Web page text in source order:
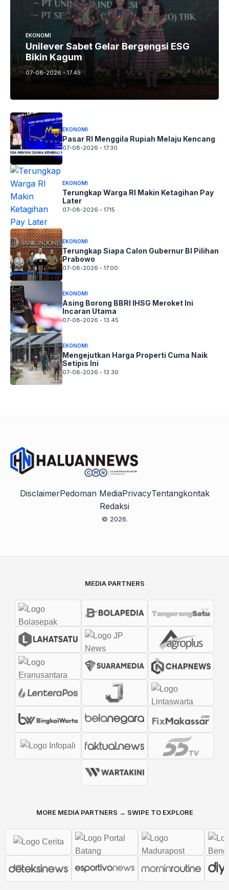
EKONOMI
Unilever Sabet Gelar Bergengsi ESG
Bikin Kagum
07-08-2026 - 17.45
EKONOMI
Pasar RI Menggila Rupiah Melaju Kencang
07-08-2026 - 17.30
EKONOMI
Terungkap Warga RI Makin Ketagihan Pay
Later
07-08-2026 - 17.15
EKONOMI
Terungkap Siapa Calon Gubernur BI Pilihan
Prabowo
07-08-2026 - 17.00
EKONOMI
Asing Borong BBRI IHSG Meroket Ini
Incaran Utama
07-08-2026 - 13.45
EKONOMI
Mengejutkan Harga Properti Cuma Naik
Setipis Ini
07-08-2026 - 13.30
DisclaimerPedoman MediaPrivacyTentangkontak
Redaksi
© 2026.
MEDIA PARTNERS
MORE MEDIA PARTNERS → SWIPE TO EXPLORE